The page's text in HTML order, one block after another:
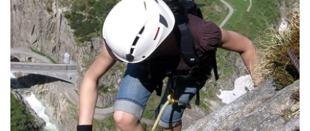
Schwierigkeitsgrad:
von
bis
Kondition (Tourdauer):
von
bis
Suchbegriff: